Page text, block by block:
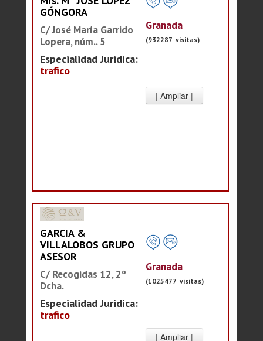
GÓNGORA
C/ José María Garrido
Lopera, núm.. 5
Especialidad Juridica:
trafico
Granada
(932287 visitas)
GARCIA &
VILLALOBOS GRUPO
ASESOR
C/ Recogidas 12, 2º
Dcha.
Especialidad Juridica:
trafico
Granada
(1025477 visitas)